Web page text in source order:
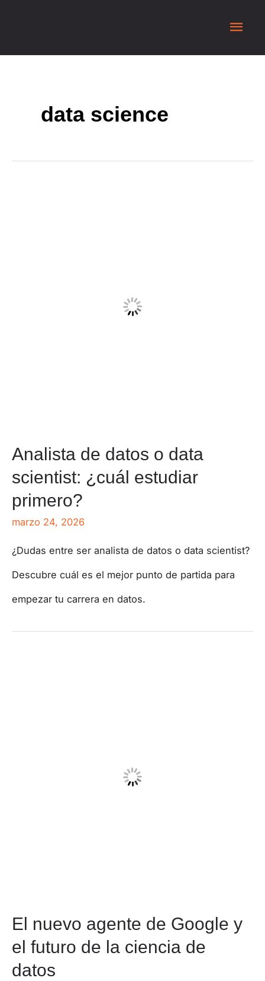
data science
Analista de datos o data
scientist: ¿cuál estudiar
primero?
marzo 24, 2026
¿Dudas entre ser analista de datos o data scientist?
Descubre cuál es el mejor punto de partida para
empezar tu carrera en datos.
El nuevo agente de Google y
el futuro de la ciencia de
datos